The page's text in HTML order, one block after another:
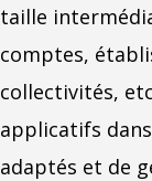
taille
comptes,
collectivités,
applicatifs
adaptés et de